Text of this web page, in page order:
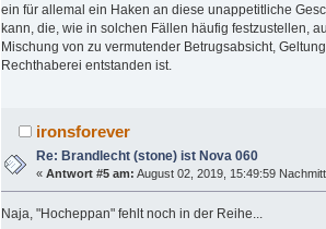
ein für allemal ein Haken an diese unappetitliche
kann, die, wie in solchen Fällen häufig festzustellen,
Mischung von zu vermutender Betrugsabsicht,
Rechthaberei entstanden ist.
ironsforever
Re: Brandlecht (stone) ist Nova 060
«Antwort #5 am: August 02, 2019, 15:49:59
Naja, "Hocheppan" fehlt noch in der Reihe...